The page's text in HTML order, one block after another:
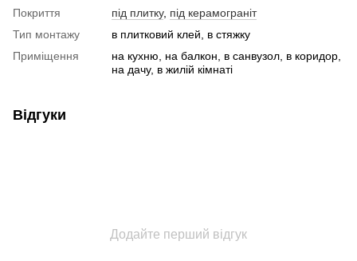
Покриття
під плитку, під керамограніт
Тип монтажу
в плитковий клей, в стяжку
Приміщення
на кухню, на балкон, в санвузол, в коридор,
на дачу, в жилій кімнаті
Відгуки
Додайте перший відгук